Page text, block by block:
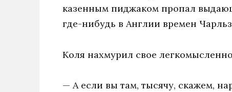
казенным пиджаком пропал
где-нибудь в Англии времен
Коля нахмурил свое
— А если вы там, тысячу, скажем,